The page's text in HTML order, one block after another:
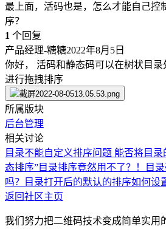
最上面，活码也是，怎么才能自己控
序？
1 个回复
产品经理-糖糖2022年8月5日
你好， 活码和静态码可以在树状目
进行拖拽排序
所属版块
后台管理
相关讨论
目录不能自定义排序问题 能否将目录
态排序”目录排序竟然用不了？！
目
吗？
目录打开后的默认的排序如何设
返回社区主页
我们努力把二维码技术变成简单实用